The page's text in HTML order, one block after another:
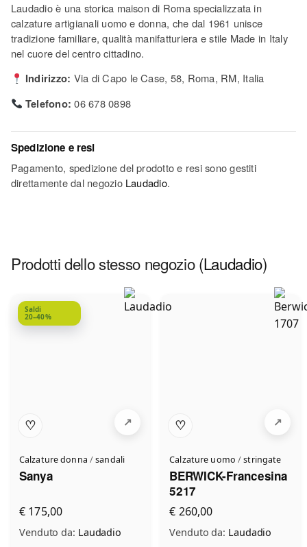
Laudadio è una storica maison di Roma specializzata in
calzature artigianali uomo e donna, che dal 1961 unisce
tradizione familiare, qualità manifatturiera e stile Made in Italy
nel cuore del centro cittadino.
Indirizzo: Via di Capo le Case, 58, Roma, RM, Italia
Telefono: 06 678 0898
Spedizione e resi
Pagamento, spedizione del prodotto e resi sono gestiti
direttamente dal negozio Laudadio.
Prodotti dello stesso negozio(Laudadio)
Saldi
20–40%
♡
Calzature donna /sandali
Sanya
€ 175,00
Venduto da: Laudadio
♡
Calzature uomo /stringate
BERWICK-Francesina
5217
€ 260,00
Venduto da: Laudadio